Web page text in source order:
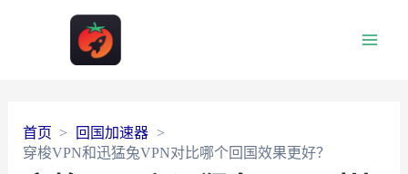
首页
回国加速器
穿梭VPN和迅猛兔VPN对比哪个回国效果更好？